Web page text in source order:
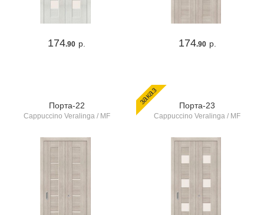
174.90 р. 174.90 р.
Порта-22
Cappuccino Veralinga / MF
заказ Порта-23
Cappuccino Veralinga / MF